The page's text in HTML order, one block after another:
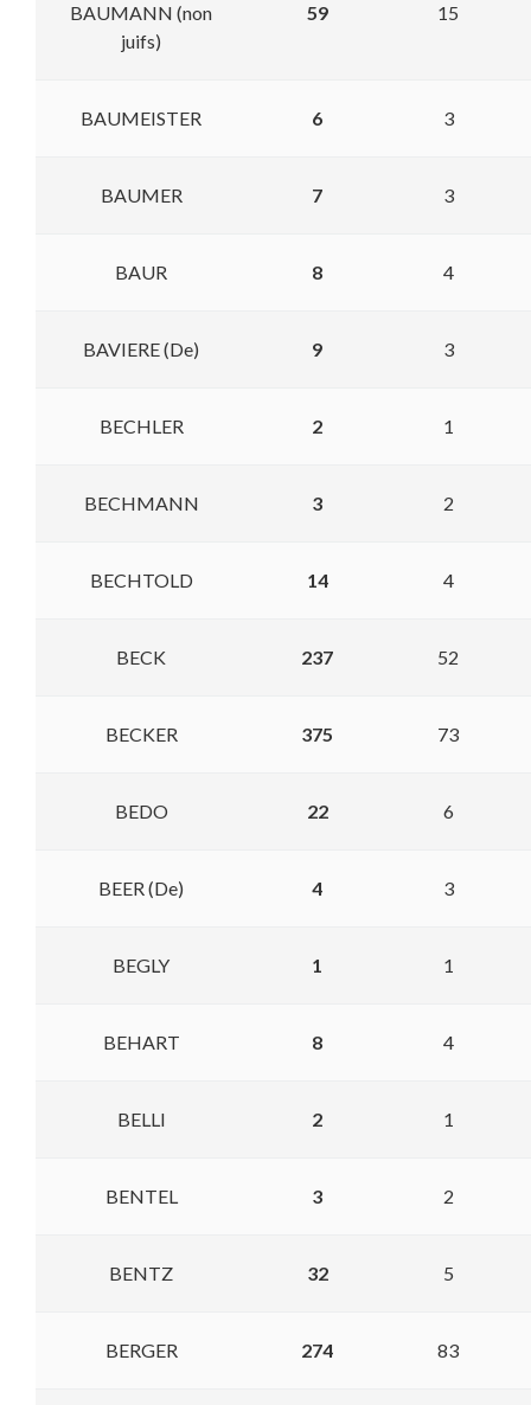
BAUMANN (non
juifs)
59 15
BAUMEISTER 6 3
BAUMER 7 3
BAUR 8 4
BAVIERE (De) 9 3
BECHLER 2 1
BECHMANN 3 2
BECHTOLD 14 4
BECK 237 52
BECKER 375 73
BEDO 22 6
BEER (De) 4 3
BEGLY 1 1
BEHART 8 4
BELLI 2 1
BENTEL 3 2
BENTZ 32 5
BERGER 274 83